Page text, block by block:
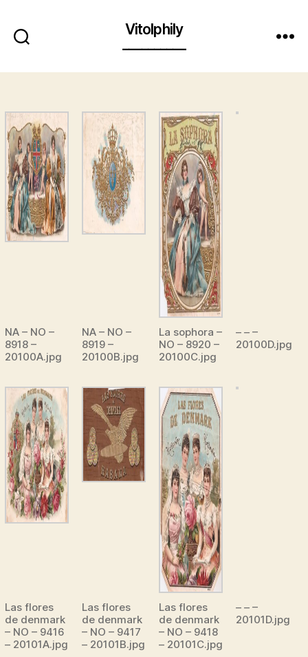
Vitolphily
NA – NO –
8918 –
20100A.jpg
NA – NO –
8919 –
20100B.jpg
La sophora –
NO – 8920 –
20100C.jpg
– – –
20100D.jpg
Las flores
de denmark
– NO – 9416
– 20101A.jpg
Las flores
de denmark
– NO – 9417
– 20101B.jpg
Las flores
de denmark
– NO – 9418
– 20101C.jpg
– – –
20101D.jpg